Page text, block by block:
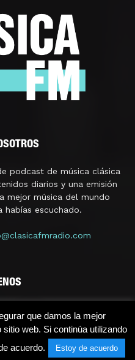
podcast de música clásica
diarios y una emisión
mejor música del mundo
habías escuchado.
que damos la mejor
web. Si continúa utilizando
acuerdo.
Estoy de acuerdo